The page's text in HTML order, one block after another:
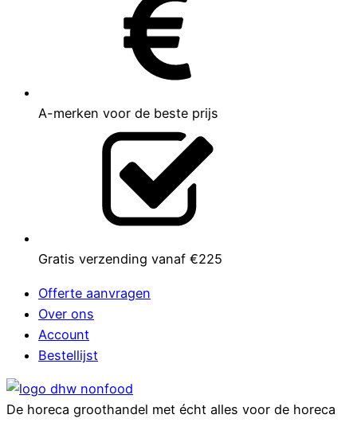
A-merken voor de beste prijs
Gratis verzending vanaf €225
Offerte aanvragen
Over ons
Account
Bestellijst
De horeca groothandel met écht alles voor de horeca